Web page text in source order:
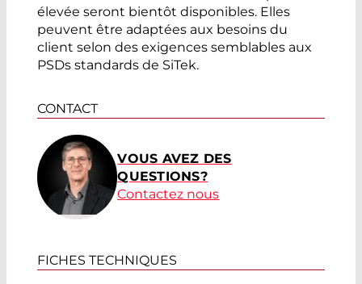
élevée seront bientôt disponibles. Elles
peuvent être adaptées aux besoins du
client selon des exigences semblables aux
PSDs standards de SiTek.
CONTACT
VOUS AVEZ DES
QUESTIONS?
Contactez nous
FICHES TECHNIQUES